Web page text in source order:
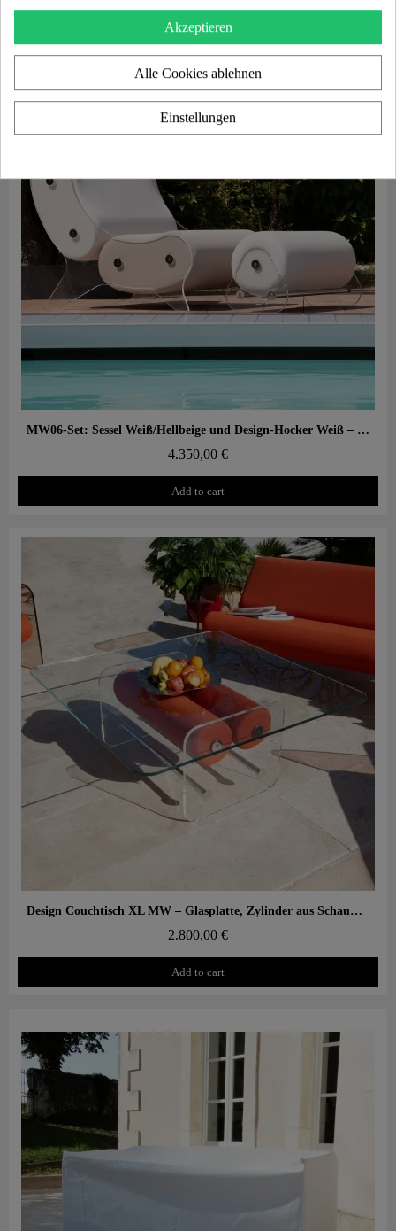
Add to cart
Aperçu rapide MW06-Set: Sessel Weiß/Hellbeige und Design-Hocker Weiß – PMMA, Alveolarschaum
4.350,00 €
Add to cart
Aperçu rapide Design Couchtisch XL MW – Glasplatte, Zylinder aus Schaumstoff mit Wabenstruktur
2.800,00 €
Add to cart
Akzeptieren
Alle Cookies ablehnen
Einstellungen